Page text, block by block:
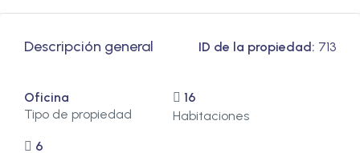
Descripción general ID de la propiedad: 713
Oficina
Tipo de propiedad
16
Habitaciones
6